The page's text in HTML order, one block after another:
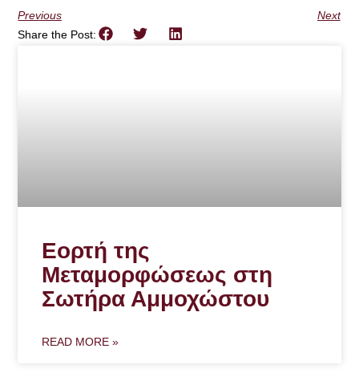
Previous
Next
Share the Post:
Εορτή της
Μεταμορφώσεως στη
Σωτήρα Αμμοχώστου
READ MORE »